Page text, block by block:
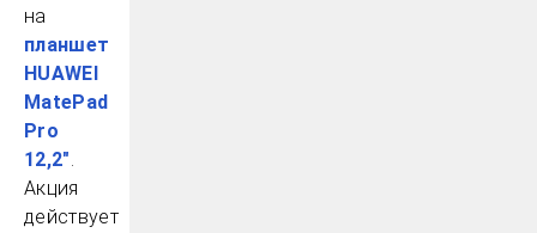
на
планшет
HUAWEI
MatePad
Pro
12,2″.
Акция
действует